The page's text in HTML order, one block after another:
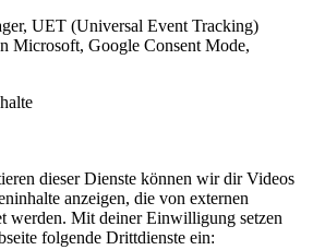
UET (Universal Event Tracking)
Microsoft, Google Consent Mode,
dieser Dienste können wir dir Videos
anzeigen, die von externen
werden. Mit deiner Einwilligung setzen
folgende Drittdienste ein: